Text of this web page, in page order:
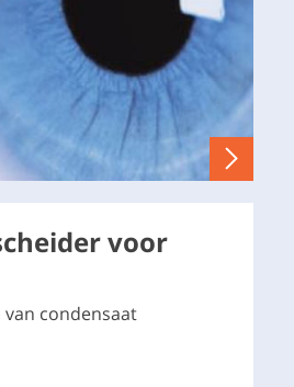
voor
condensaat